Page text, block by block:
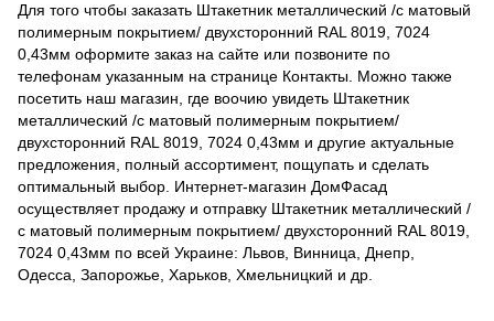
Для того чтобы заказать Штакетник металлический /с матовый
полимерным покрытием/ двухсторонний RAL 8019, 7024
0,43мм оформите заказ на сайте или позвоните по
телефонам указанным на странице Контакты. Можно также
посетить наш магазин, где воочию увидеть Штакетник
металлический /с матовый полимерным покрытием/
двухсторонний RAL 8019, 7024 0,43мм и другие актуальные
предложения, полный ассортимент, пощупать и сделать
оптимальный выбор. Интернет-магазин ДомФасад
осуществляет продажу и отправку Штакетник металлический /
с матовый полимерным покрытием/ двухсторонний RAL 8019,
7024 0,43мм по всей Украине: Львов, Винница, Днепр,
Одесса, Запорожье, Харьков, Хмельницкий и др.